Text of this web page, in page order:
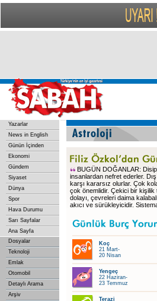
Yazarlar
News in English
Günün İçinden
Ekonomi
Gündem
Siyaset
Dünya
Spor
Hava Durumu
Sarı Sayfalar
Ana Sayfa
Dosyalar
Teknoloji
Emlak
Otomobil
Detaylı Arama
Arşiv
BUGÜN DOĞANLAR:
insanlardan nefret ederler.
karşı kararsız olurlar. Çok
çok önemlidir. Çekici bir kişilik
dolayı, çevreleri daima
akıcı ve sürükleyicidir.
Koç
21 Mart-
20 Nisan
Yengeç
22 Haziran-
23 Temmuz
Terazi